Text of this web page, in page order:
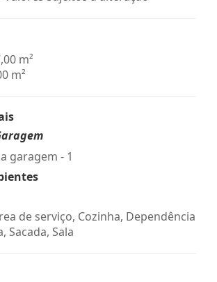
m²
m²
garagem - 1
de serviço, Cozinha, Dependência
Sacada, Sala